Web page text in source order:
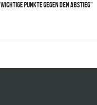
Punkte gegen den Abstieg"